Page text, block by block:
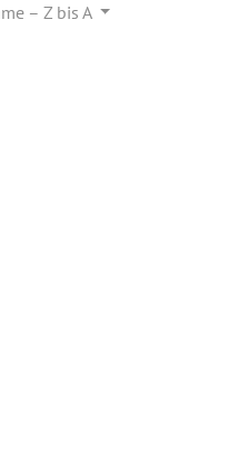
– Z bis A